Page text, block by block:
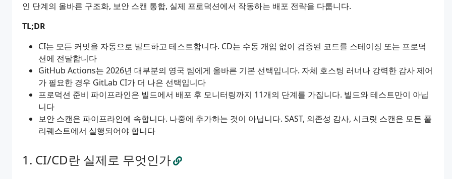
인 단계의 올바른 구조화, 보안 스캔 통합, 실제 프로덕션에서 작동하는 배포 전략을 다룹니다.
TL;DR
CI는 모든 커밋을 자동으로 빌드하고 테스트합니다. CD는 수동 개입 없이 검증된 코드를 스테이징 또는 프로덕
션에 전달합니다
GitHub Actions는 2026년 대부분의 영국 팀에게 올바른 기본 선택입니다. 자체 호스팅 러너나 강력한 감사 제어
가 필요한 경우 GitLab CI가 더 나은 선택입니다
프로덕션 준비 파이프라인은 빌드에서 배포 후 모니터링까지 11개의 단계를 가집니다. 빌드와 테스트만이 아닙
니다
보안 스캔은 파이프라인에 속합니다. 나중에 추가하는 것이 아닙니다. SAST, 의존성 감사, 시크릿 스캔은 모든 풀
리퀘스트에서 실행되어야 합니다
CI/CD란 실제로 무엇인가